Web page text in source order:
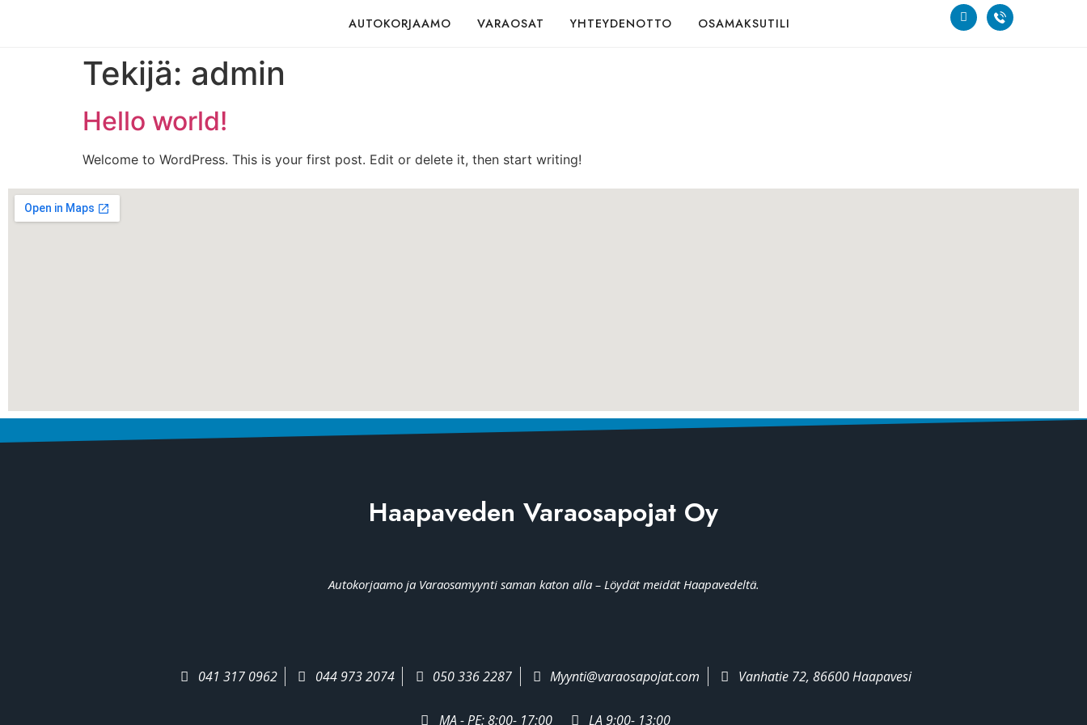
AUTOKORJAAMO VARAOSAT YHTEYDENOTTO OSAMAKSUTILI
Tekijä: admin
Hello world!
Welcome to WordPress. This is your first post. Edit or delete it, then start writing!
Haapaveden Varaosapojat Oy
Autokorjaamo ja Varaosamyynti saman katon alla – Löydät meidät Haapavedeltä.
041 317 0962 044 973 2074 050 336 2287 Myynti@varaosapojat.com Vanhatie 72, 86600 Haapavesi
MA - PE: 8:00- 17:00 LA 9:00- 13:00